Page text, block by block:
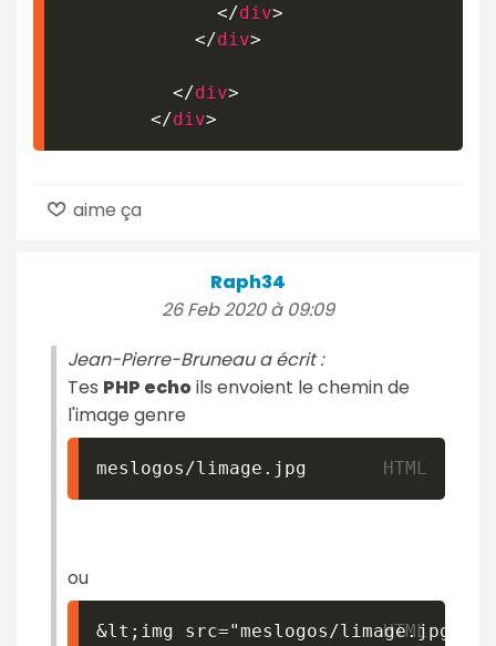
</div>
</div>
</div>
</div>
aime ça
Raph34
26 Feb 2020 à 09:09
Jean-Pierre-Bruneau a écrit :
Tes PHP echoils envoient le chemin de
l'image genre
ou
&lt; img src="meslogos/limage.jpg" /